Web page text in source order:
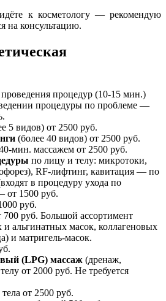
к косметологу — рекомендую
на консультацию.
проведения процедур (10-15 мин.)
процедуры по проблеме —
5 видов) от 2500 руб.
(более 40 видов) от 2500 руб.
мин. массажем от 2500 руб.
по лицу и телу: микротоки,
RF-лифтинг, кавитация — по
в процедуру ухода по
от 1500 руб.
руб.
700 руб. Большой ассортимент
альгинатных масок, коллагеновых
и матригель-масок.
(LPG) массаж (дренаж,
от 2000 руб. Не требуется
тела от 2500 руб.